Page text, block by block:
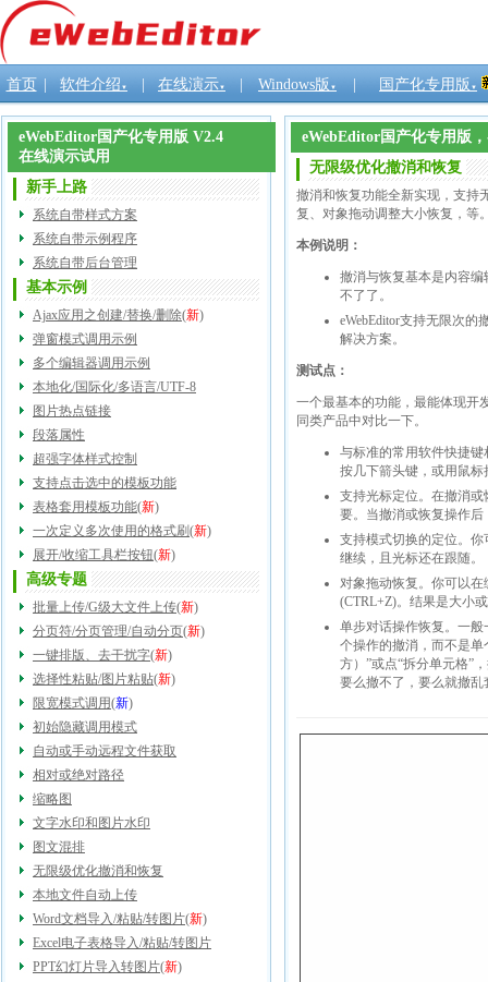
首页 软件介绍 ▼ 在线演示▼ Windows版 ▼ 国产化专用版 ▼
eWebEditor国产化专用版 V2.4
在线演示试用
新手上路
系统自带样式方案
系统自带示例程序
系统自带后台管理
基本示例
Ajax应用之创建/替换/删除(新)
弹窗模式调用示例
多个编辑器调用示例
本地化/国际化/多语言/UTF-8
图片热点链接
段落属性
超强字体样式控制
支持点击选中的模板功能
表格套用模板功能(新)
一次定义多次使用的格式刷(新)
展开/收缩工具栏按钮(新)
高级专题
批量上传/G级大文件上传(新)
分页符/分页管理/自动分页(新)
一键排版、去干扰字(新)
选择性粘贴/图片粘贴(新)
限宽模式调用(新)
初始隐藏调用模式
自动或手动远程文件获取
相对或绝对路径
缩略图
文字水印和图片水印
图文混排
无限级优化撤消和恢复
本地文件自动上传
Word文档导入/粘贴/转图片(新)
Excel电子表格导入/粘贴/转图片
PPT幻灯片导入转图片(新)
eWebEditor国产化专用版
无限级优化撤消和恢复
撤消和恢复功能全新实现，支持
复、对象拖动调整大小恢复，等
本例说明：
撤消与恢复基本是内容
不了了。
eWebEditor支持无限次
解决方案。
测试点：
一个最基本的功能，最能体现开
同类产品中对比一下。
与标准的常用软件快捷
按几下箭头键，或用鼠
支持光标定位。在撤消
要。当撤消或恢复操作
支持模式切换的定位。你
继续，且光标还在跟随。
对象拖动恢复。你可以
(CTRL+Z)。结果是大小
单步对话操作恢复。一
个操作的撤消，而不是
方）”或点“拆分单元格”
要么撤不了，要么就撤